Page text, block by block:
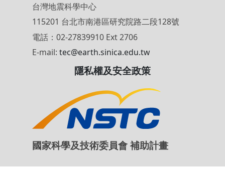
聯絡我們
台灣地震科學中心
115201 台北市南港區研究院路二段128號
電話：02-27839910 Ext 2706
E-mail:tec@earth.sinica.edu.tw